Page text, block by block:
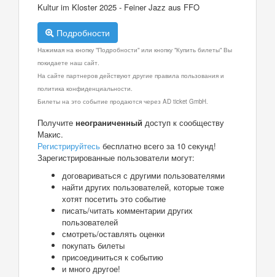
Kultur im Kloster 2025 - Feiner Jazz aus FFO
Подробности
Нажимая на кнопку "Подробности" или кнопку "Купить билеты" Вы
покидаете наш сайт.
На сайте партнеров действуют другие правила пользования и
политика конфиденциальности.
Билеты на это событие продаются через AD ticket GmbH.
Получите неограниченный доступ к сообществу
Макис.
Регистрируйтесь бесплатно всего за 10 секунд!
Зарегистрированные пользователи могут:
договариваться с другими пользователями
найти других пользователей, которые тоже
хотят посетить это событие
писать/читать комментарии других
пользователей
смотреть/оставлять оценки
покупать билеты
присоединиться к событию
и много другое!